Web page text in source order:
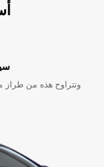
وتتراوح هذه من طراز